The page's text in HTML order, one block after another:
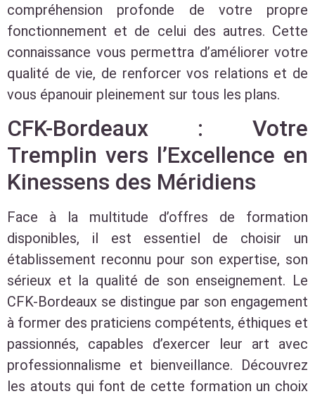
compréhension profonde de votre propre
fonctionnement et de celui des autres. Cette
connaissance vous permettra d’améliorer votre
qualité de vie, de renforcer vos relations et de
vous épanouir pleinement sur tous les plans.
CFK-Bordeaux : Votre
Tremplin vers l’Excellence en
Kinessens des Méridiens
Face à la multitude d’offres de formation
disponibles, il est essentiel de choisir un
établissement reconnu pour son expertise, son
sérieux et la qualité de son enseignement. Le
CFK-Bordeaux se distingue par son engagement
à former des praticiens compétents, éthiques et
passionnés, capables d’exercer leur art avec
professionnalisme et bienveillance. Découvrez
les atouts qui font de cette formation un choix